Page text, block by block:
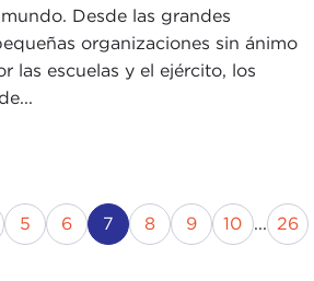
Desde las grandes
organizaciones sin ánimo
las escuelas y el ejército, los
Página
5 Página
6 Página actual
7 Página
8 Página
9 Página
10 ... 26